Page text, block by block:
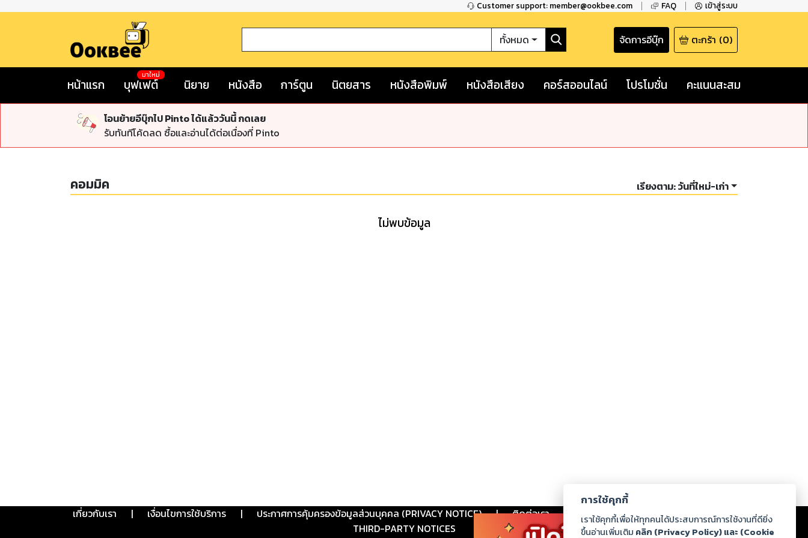
Customer support: member@ookbee.com FAQ เข้าสู่ระบบ
ทั้งหมด จัดการอีบุ๊ก ตะกร้า (0)
หน้าแรก บุฟเฟต์
มาใหม่
นิยาย หนังสือ การ์ตูน นิตยสาร หนังสือพิมพ์ หนังสือเสียง คอร์สออนไลน์ โปรโมชั่น คะแนนสะสม
โอนย้ายอีบุ๊กไป Pinto ได้แล้ววันนี้ กดเลย
รับทันทีโค้ดลด ซื้อและอ่านได้ต่อเนื่องที่ Pinto
คอมมิค เรียงตาม:วันที่ใหม่-เก่า
ไม่พบข้อมูล
เกี่ยวกับเรา | เงื่อนไขการใช้บริการ | ประกาศการคุ้มครองข้อมูลส่วนบุคคล (PRIVACY NOTICE) | ติดต่อเรา ร่วมงานกับเรา ดาวน์โหลด
THIRD-PARTY NOTICES
การใช้คุกกี้
เราใช้คุกกี้เพื่อให้ทุกคนได้ประสบการณ์การใช้งานที่ดียิ่ง
ขึ้นอ่านเพิ่มเติม คลิก (Privacy Policy) และ (Cookie